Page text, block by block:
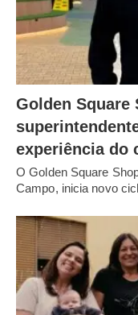
Golden Square
experiência do
O Golden Square
Campo, inicia novo